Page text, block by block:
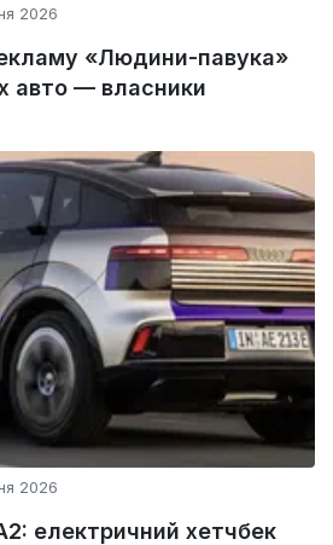
2026
«Людини-павука»
авто — власники
2026
електричний хетчбек